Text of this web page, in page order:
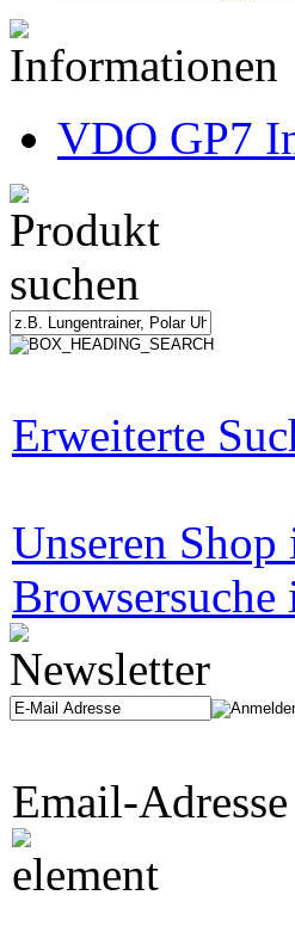
VDO GP7
Erweiterte
Unseren Shop
Browsersuche
Email-